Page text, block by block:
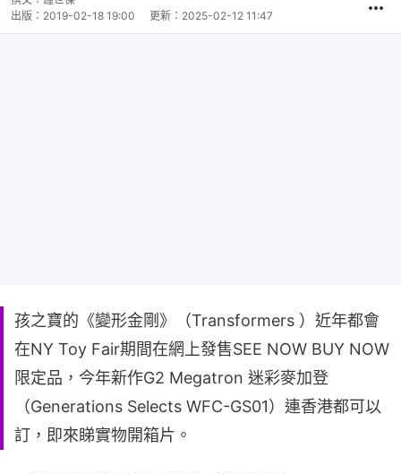
出版： 2019-02-18 19:00 更新： 2025-02-12 11:47
孩之寶的《變形金剛》（Transformers ）近年都會
在NY Toy Fair期間在網上發售SEE NOW BUY NOW
限定品，今年新作G2 Megatron 迷彩麥加登
（Generations Selects WFC-GS01）連香港都可以
訂，即來睇實物開箱片。